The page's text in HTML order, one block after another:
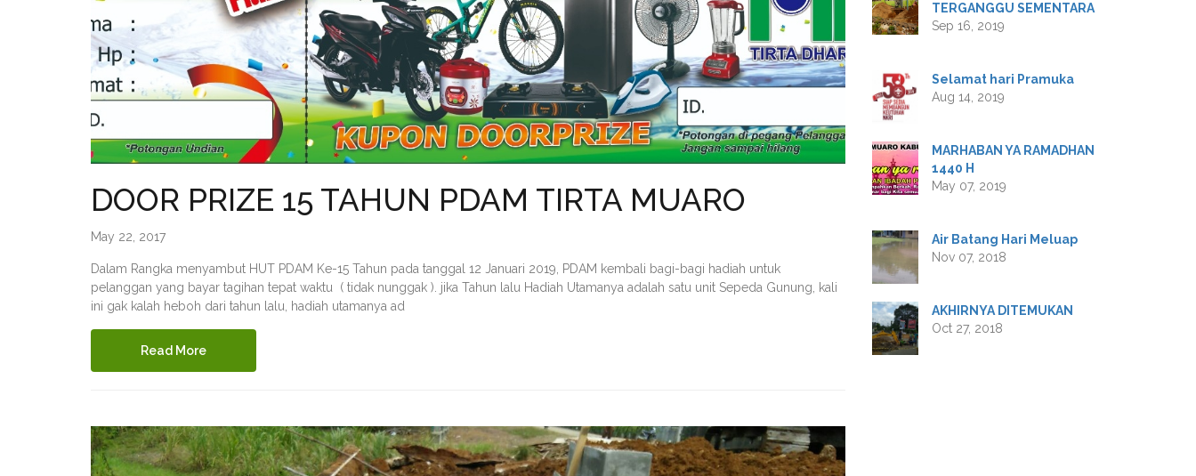
DOOR PRIZE 15 TAHUN PDAM TIRTA MUARO
May 22, 2017
Dalam Rangka menyambut HUT PDAM Ke-15 Tahun pada tanggal 12 Januari 2019, PDAM kembali bagi-bagi hadiah untuk
pelanggan yang bayar tagihan tepat waktu ( tidak nunggak ). jika Tahun lalu Hadiah Utamanya adalah satu unit Sepeda Gunung, kali
ini gak kalah heboh dari tahun lalu, hadiah utamanya ad
Read More
TERGANGGU SEMENTARA
Sep 16, 2019
Selamat hari Pramuka
Aug 14, 2019
MARHABAN YA RAMADHAN
1440 H
May 07, 2019
Air Batang Hari Meluap
Nov 07, 2018
AKHIRNYA DITEMUKAN
Oct 27, 2018